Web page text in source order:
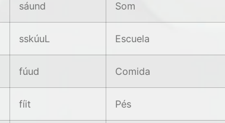
sáund Som
sskúuL Escuela
fúud Comida
fíit Pés